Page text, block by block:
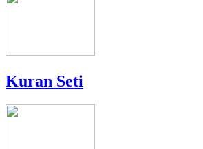
Kuran Seti